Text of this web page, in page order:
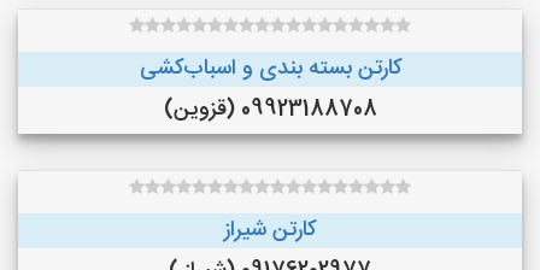
کارتن بسته بندی و اسباب‌کشی
09923188708 (قزوین)
کارتن شیراز